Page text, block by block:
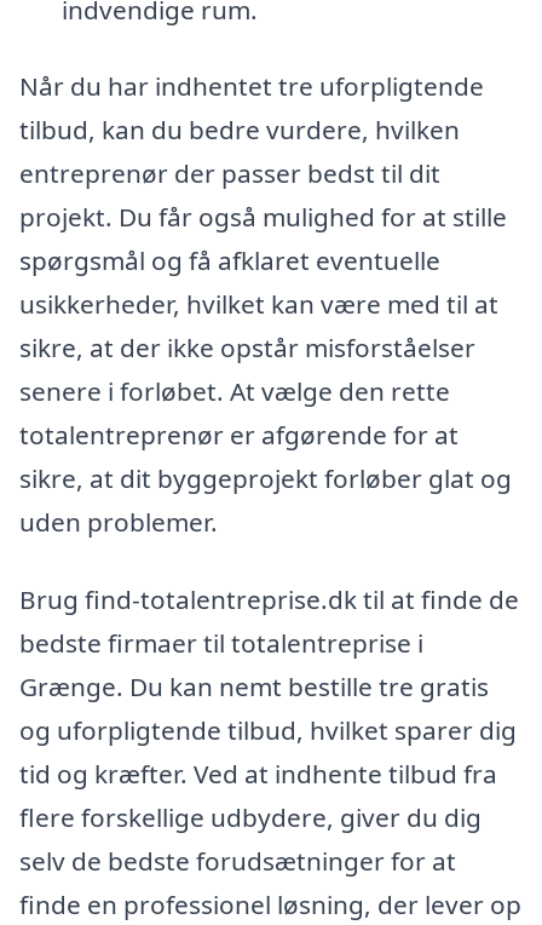
indvendige rum.
Når du har indhentet tre uforpligtende
tilbud, kan du bedre vurdere, hvilken
entreprenør der passer bedst til dit
projekt. Du får også mulighed for at stille
spørgsmål og få afklaret eventuelle
usikkerheder, hvilket kan være med til at
sikre, at der ikke opstår misforståelser
senere i forløbet. At vælge den rette
totalentreprenør er afgørende for at
sikre, at dit byggeprojekt forløber glat og
uden problemer.
Brug find-totalentreprise.dk til at finde de
bedste firmaer til totalentreprise i
Grænge. Du kan nemt bestille tre gratis
og uforpligtende tilbud, hvilket sparer dig
tid og kræfter. Ved at indhente tilbud fra
flere forskellige udbydere, giver du dig
selv de bedste forudsætninger for at
finde en professionel løsning, der lever op